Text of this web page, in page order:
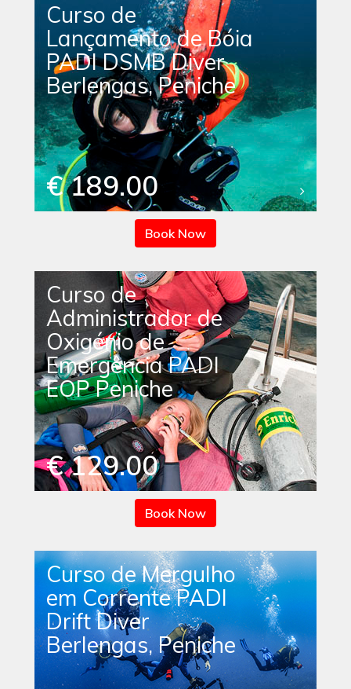
Curso de
Lançamento de Bóia
PADI DSMB Diver
Berlengas, Peniche
€ 189.00
Book Now
Curso de
Administrador de
Oxigénio de
Emergência PADI
EOP Peniche
€ 129.00
Book Now
Curso de Mergulho
em Corrente PADI
Drift Diver
Berlengas, Peniche